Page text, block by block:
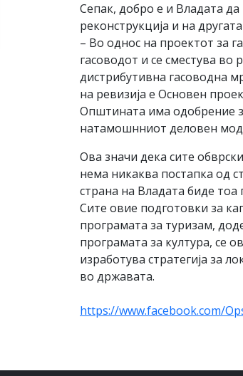
Сепак, добро е и Владата
реконструкција и на
– Во однос на проектот за
гасоводот и се сместува во
дистрибутивна гасоводна
на ревизија е Основен
Општината има одобрение
натамошнниот деловен
Ова значи дека сите
нема никаква постапка од
страна на Владата биде тоа
Сите овие подготовки за
програмата за туризам,
програмата за култура, се
изработува стратегија за
во државата.
https://www.facebook.com/